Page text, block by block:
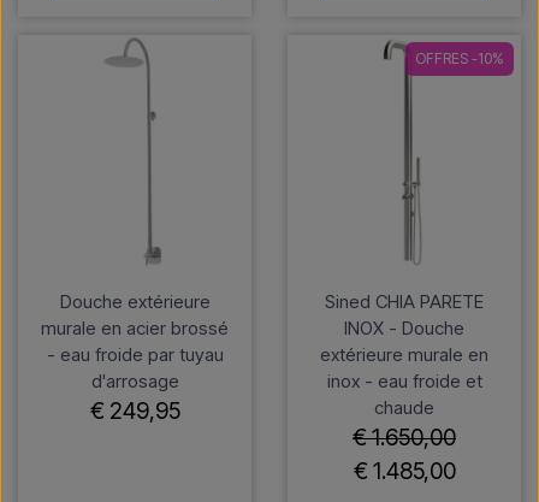
Douche extérieure
murale en acier brossé
- eau froide par tuyau
d'arrosage
€ 249,95
OFFRES -10%
Sined CHIA PARETE
INOX - Douche
extérieure murale en
inox - eau froide et
chaude
€ 1.650,00
€ 1.485,00